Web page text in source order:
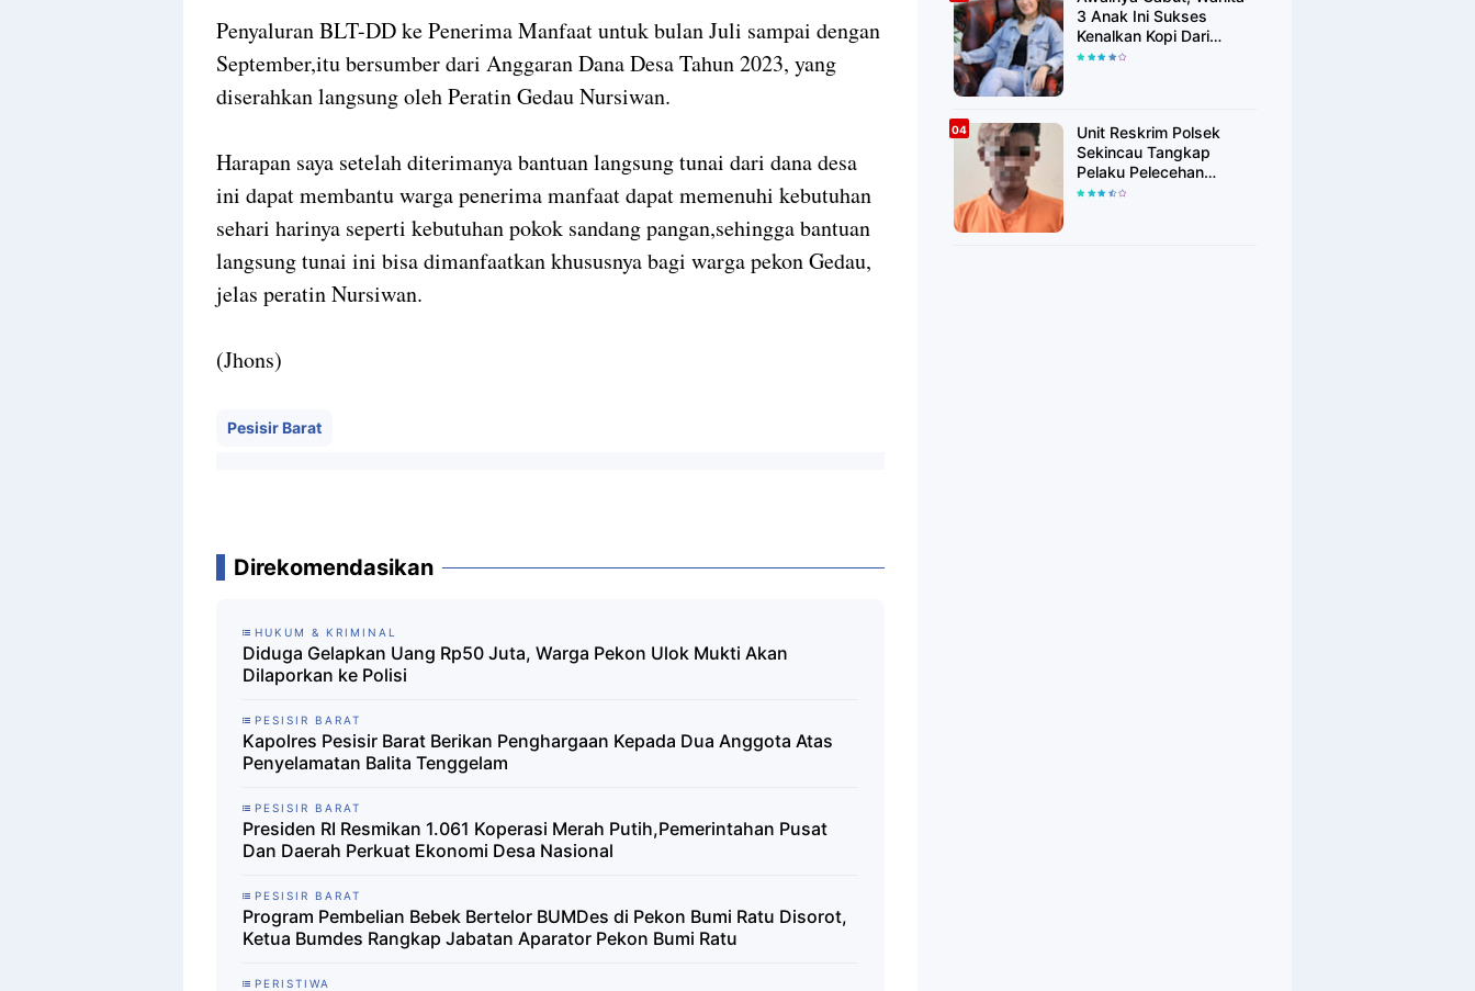
Penyaluran BLT-DD ke Penerima Manfaat untuk bulan Juli sampai dengan
September,itu bersumber dari Anggaran Dana Desa Tahun 2023, yang
diserahkan langsung oleh Peratin Gedau Nursiwan.
Harapan saya setelah diterimanya bantuan langsung tunai dari dana desa
ini dapat membantu warga penerima manfaat dapat memenuhi kebutuhan
sehari harinya seperti kebutuhan pokok sandang pangan,sehingga bantuan
langsung tunai ini bisa dimanfaatkan khususnya bagi warga pekon Gedau,
jelas peratin Nursiwan.
(Jhons)
Pesisir Barat
Direkomendasikan
HUKUM & KRIMINAL
Diduga Gelapkan Uang Rp50 Juta, Warga Pekon Ulok Mukti Akan
Dilaporkan ke Polisi
PESISIR BARAT
Kapolres Pesisir Barat Berikan Penghargaan Kepada Dua Anggota Atas
Penyelamatan Balita Tenggelam
PESISIR BARAT
Presiden RI Resmikan 1.061 Koperasi Merah Putih,Pemerintahan Pusat
Dan Daerah Perkuat Ekonomi Desa Nasional
PESISIR BARAT
Program Pembelian Bebek Bertelor BUMDes di Pekon Bumi Ratu Disorot,
Ketua Bumdes Rangkap Jabatan Aparator Pekon Bumi Ratu
PERISTIWA
3 Anak Ini Sukses
Kenalkan Kopi Dari
Simalungun di Bekasi
Unit Reskrim Polsek
Sekincau Tangkap
Pelaku Pelecehan
Seksual Anak di Bawah